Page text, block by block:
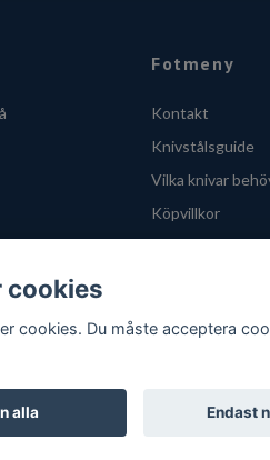
Fotmeny
Kontakt
Knivstålsguide
Vilka knivar
Köpvillkor
cookies
cookies. Du måste acceptera
alla Endast